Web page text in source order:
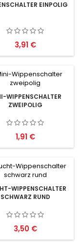
EINPOLIG
Preis
3,91 €
WIPPENSCHALTER
ZWEIPOLIG
Preis
1,91 €
WIPPENSCHALTER
SCHWARZ RUND
Preis
3,50 €